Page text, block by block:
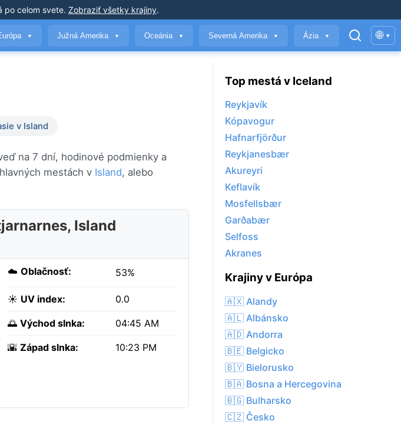
po celom svete. Zobraziť všetky krajiny.
▼ Južná Amerika ▼ Oceánia ▼ Severná Amerika ▼ Ázia ▼ 🌐 ▾
v Island
na 7 dní, hodinové podmienky a
mestách v Island, alebo
Island
☁️ Oblačnosť: 53%
☀️ UV index: 0.0
🌅 Východ slnka: 04:45 AM
🌇 Západ slnka: 10:23 PM
Top mestá v Iceland
Reykjavík
Kópavogur
Hafnarfjörður
Reykjanesbær
Akureyri
Keflavík
Mosfellsbær
Garðabær
Selfoss
Akranes
Krajiny v Európa
🇦🇽 Alandy
🇦🇱 Albánsko
🇦🇩 Andorra
🇧🇪 Belgicko
🇧🇾 Bielorusko
🇧🇦 Bosna a Hercegovina
🇧🇬 Bulharsko
🇨🇿 Česko